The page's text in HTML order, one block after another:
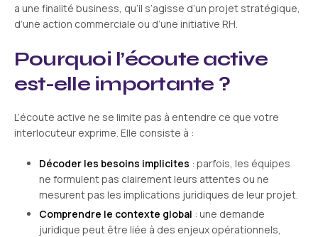
a une finalité business, qu’il s’agisse d’un projet stratégique,
d’une action commerciale ou d’une initiative RH.
Pourquoi l’écoute active
est-elle importante ?
L’écoute active ne se limite pas à entendre ce que votre
interlocuteur exprime. Elle consiste à :
Décoder les besoins implicites : parfois, les équipes
ne formulent pas clairement leurs attentes ou ne
mesurent pas les implications juridiques de leur projet.
Comprendre le contexte global : une demande
juridique peut être liée à des enjeux opérationnels,